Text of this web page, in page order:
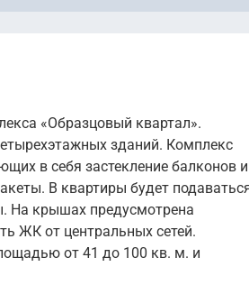
«Образцовый квартал».
зданий. Комплекс
в себя застекление балконов и
В квартиры будет
На крышах предусмотрена
ЖК от центральных сетей.
от 41 до 100 кв. м. и